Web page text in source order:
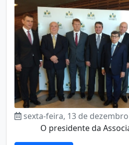
sexta-feira, 13 de
O presidente da